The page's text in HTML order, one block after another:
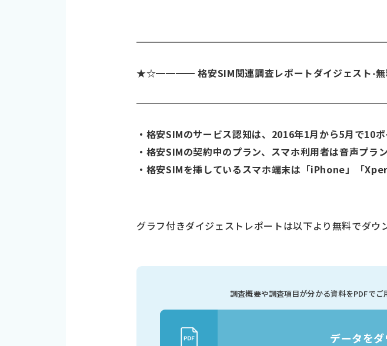
★☆━━━━ 格安SIM関連調査レポートダイジェス
・格安SIMのサービス認知は、2016年1月から5月で10
・格安SIMの契約中のプラン、スマホ利用者は音声プラ
・格安SIMを挿しているスマホ端末は「iPhone」「
グラフ付きダイジェストレポートは以下より無料でダウ
調査概要や調査項目が分かる資料をPDFでご
データを